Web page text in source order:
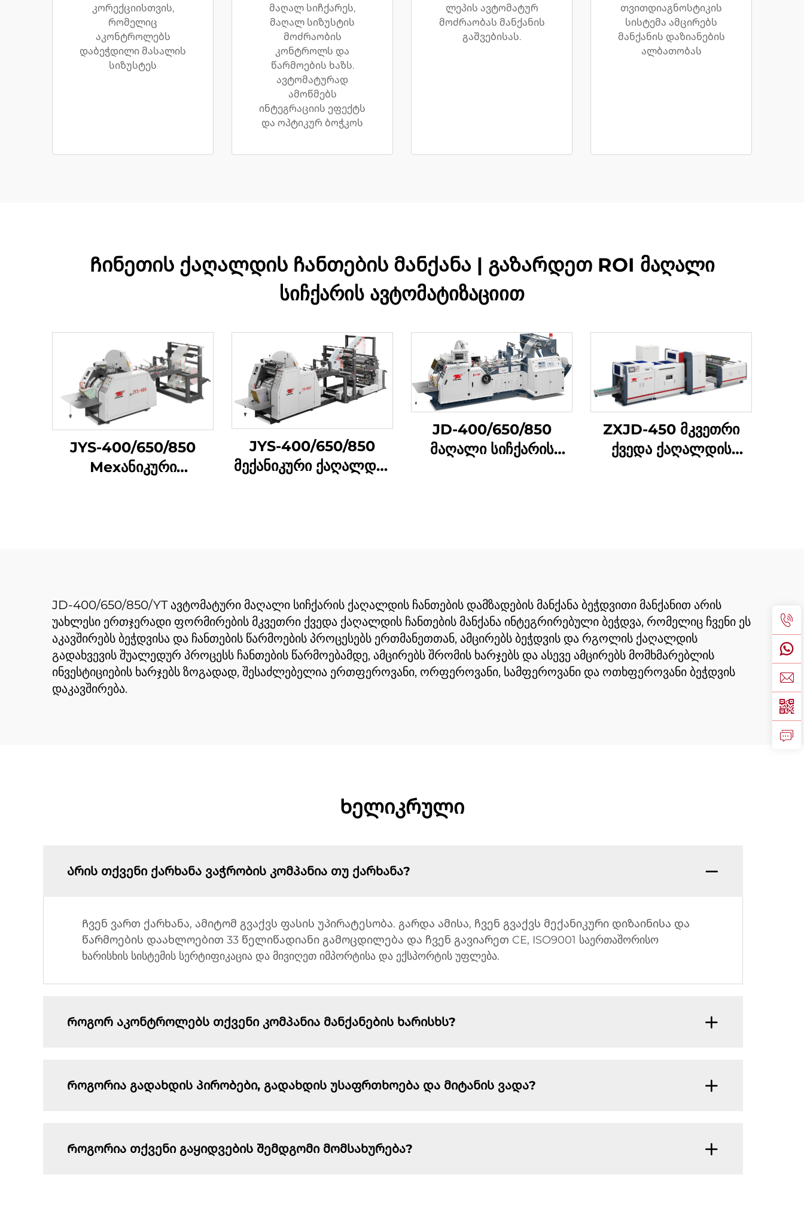
კორექციისთვის,
რომელიც
აკონტროლებს
დაბეჭდილი მასალის
სიზუსტეს
მაღალ სიჩქარეს,
მაღალ სიზუსტის
მოძრაობის
კონტროლს და
წარმოების ხაზს.
ავტომატურად
ამოწმებს
ინტეგრაციის ეფექტს
და ოპტიკურ ბოჭკოს
ლეპის ავტომატურ
მოძრაობას მანქანის
გაშვებისას.
თვითდიაგნოსტიკის
სისტემა ამცირებს
მანქანის დაზიანების
ალბათობას
Ჩინეთის ქაღალდის ჩანთების მანქანა | გაზარდეთ ROI მაღალი
სიჩქარის ავტომატიზაციით
JYS-400/650/850
Мехანიკური
JYS-400/650/850
მექანიკური ქაღალდის
JD-400/650/850
მაღალი სიჩქარის
ZXJD-450 მკვეთრი
ქვედა ქაღალდის
JD-400/650/850/YT ავტომატური მაღალი სიჩქარის ქაღალდის ჩანთების დამზადების მანქანა ბეჭდვითი მანქანით არის
უახლესი ერთჯერადი ფორმირების მკვეთრი ქვედა ქაღალდის ჩანთების მანქანა ინტეგრირებული ბეჭდვა, რომელიც ჩვენი ეს
აკავშირებს ბეჭდვისა და ჩანთების წარმოების პროცესებს ერთმანეთთან, ამცირებს ბეჭდვის და რგოლის ქაღალდის
გადახვევის შუალედურ პროცესს ჩანთების წარმოებამდე, ამცირებს შრომის ხარჯებს და ასევე ამცირებს მომხმარებლის
ინვესტიციების ხარჯებს ზოგადად, შესაძლებელია ერთფეროვანი, ორფეროვანი, სამფეროვანი და ოთხფეროვანი ბეჭდვის
დაკავშირება.
Ხელიკრული
Არის თქვენი ქარხანა ვაჭრობის კომპანია თუ ქარხანა?
Ჩვენ ვართ ქარხანა, ამიტომ გვაქვს ფასის უპირატესობა. გარდა ამისა, ჩვენ გვაქვს მექანიკური დიზაინისა და
წარმოების დაახლოებით 33 წელიწადიანი გამოცდილება და ჩვენ გავიარეთ CE, ISO9001 საერთაშორისო
ხარისხის სისტემის სერტიფიკაცია და მივიღეთ იმპორტისა და ექსპორტის უფლება.
Როგორ აკონტროლებს თქვენი კომპანია მანქანების ხარისხს?
Როგორია გადახდის პირობები, გადახდის უსაფრთხოება და მიტანის ვადა?
Როგორია თქვენი გაყიდვების შემდგომი მომსახურება?